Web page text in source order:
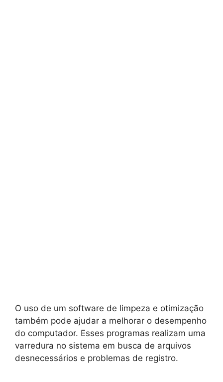
O uso de um software de limpeza e otimização
também pode ajudar a melhorar o desempenho
do computador. Esses programas realizam uma
varredura no sistema em busca de arquivos
desnecessários e problemas de registro.